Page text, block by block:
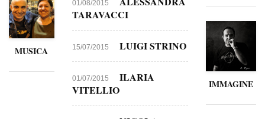
MUSICA
01/08/2015
TARAVACCI
15/07/2015 LUIGI STRINO
01/07/2015
ILARIA
VITELLIO
IMMAGINE